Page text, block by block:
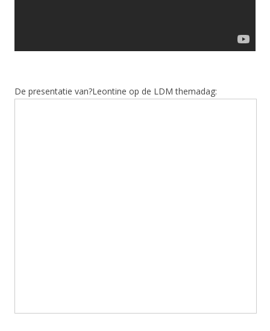
De presentatie van?Leontine op de LDM themadag: